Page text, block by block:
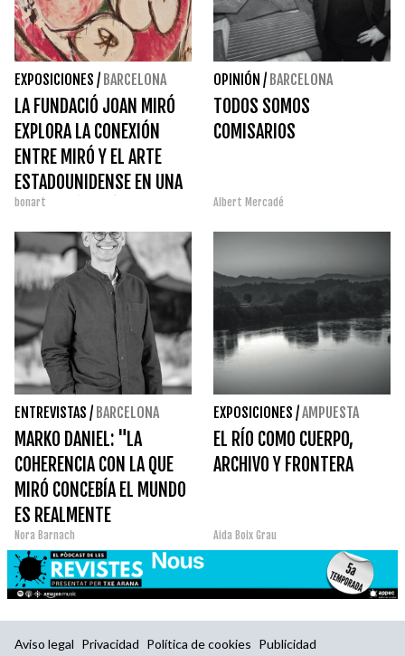
EXPOSICIONES / BARCELONA
LA FUNDACIÓ JOAN MIRÓ
EXPLORA LA CONEXIÓN
ENTRE MIRÓ Y EL ARTE
ESTADOUNIDENSE EN UNA
EXPOSICIÓN INÉDITA
bonart
OPINIÓN / BARCELONA
TODOS SOMOS
COMISARIOS
Albert Mercadé
ENTREVISTAS / BARCELONA
MARKO DANIEL: "LA
COHERENCIA CON LA QUE
MIRÓ CONCEBÍA EL MUNDO
ES REALMENTE
SORPRENDENTE"
Nora Barnach
EXPOSICIONES /AMPUESTA
EL RÍO COMO CUERPO,
ARCHIVO Y FRONTERA
Aida Boix Grau
Aviso legal Privacidad Política de cookies Publicidad